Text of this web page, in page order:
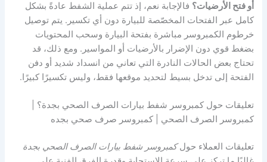
أو فتح الأرضيات؟ فالإجابة نعم، إذ تتم عملية الشفط عادةً بشكل
كامل عبر الفتحات المخصّصة للبيارة دون أي تكسير. يتم توصيل
خرطوم الكمبروسر مباشرة بفتحة البيارة وسحب المحتويات
بضغط قوي دون الإضرار بالأرضيات أو المواسير. ومع ذلك، قد
تحتاج بعض الحالات النادرة التي تعاني من انسداد شديد أو دفن
الفتحة إلى تدخل بسيط لتحديد موقعها فقط، وليس تكسيرًا كبيرًا.
تعليقات حول كمبروسر شفط بيارات الصرف الصحي بجدة؟ |
كمبروسر الصرف الصحي | كمبروسر صرف صحي بجده
تعليقات العملاء حولكمبروسر شفط بيارات الصرف الصحي بجدة